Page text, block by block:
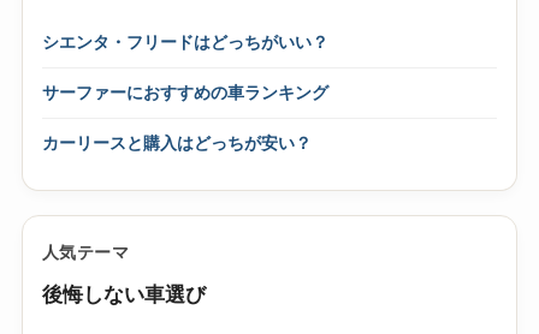
シエンタ・フリードはどっちがいい？
サーファーにおすすめの車ランキング
カーリースと購入はどっちが安い？
人気テーマ
後悔しない車選び